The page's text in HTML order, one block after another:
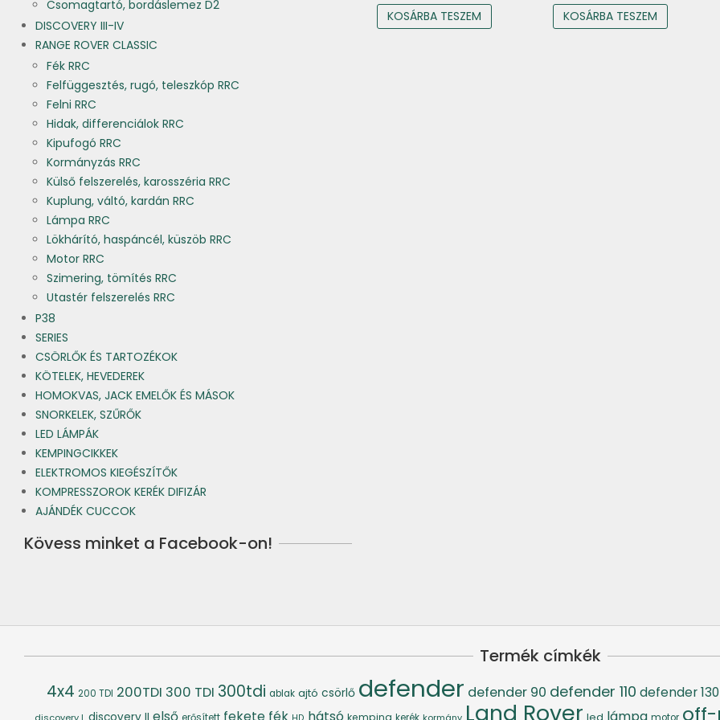
KOSÁRBA TESZEM KOSÁRBA TESZEM
Csomagtartó, bordáslemez D2
DISCOVERY III-IV
RANGE ROVER CLASSIC
Fék RRC
Felfüggesztés, rugó, teleszkóp RRC
Felni RRC
Hidak, differenciálok RRC
Kipufogó RRC
Kormányzás RRC
Külső felszerelés, karosszéria RRC
Kuplung, váltó, kardán RRC
Lámpa RRC
Lökhárító, haspáncél, küszöb RRC
Motor RRC
Szimering, tömítés RRC
Utastér felszerelés RRC
P38
SERIES
CSÖRLŐK ÉS TARTOZÉKOK
KÖTELEK, HEVEDEREK
HOMOKVAS, JACK EMELŐK ÉS MÁSOK
SNORKELEK, SZŰRŐK
LED LÁMPÁK
KEMPINGCIKKEK
ELEKTROMOS KIEGÉSZÍTŐK
KOMPRESSZOROK KERÉK DIFIZÁR
AJÁNDÉK CUCCOK
Kövess minket a Facebook-on!
Termék címkék
4x4 200 TDI 200TDI 300 TDI 300tdi ablak ajtó csörlő defender defender 90 defender 110 defender 130
első fekete kemping Land Rover